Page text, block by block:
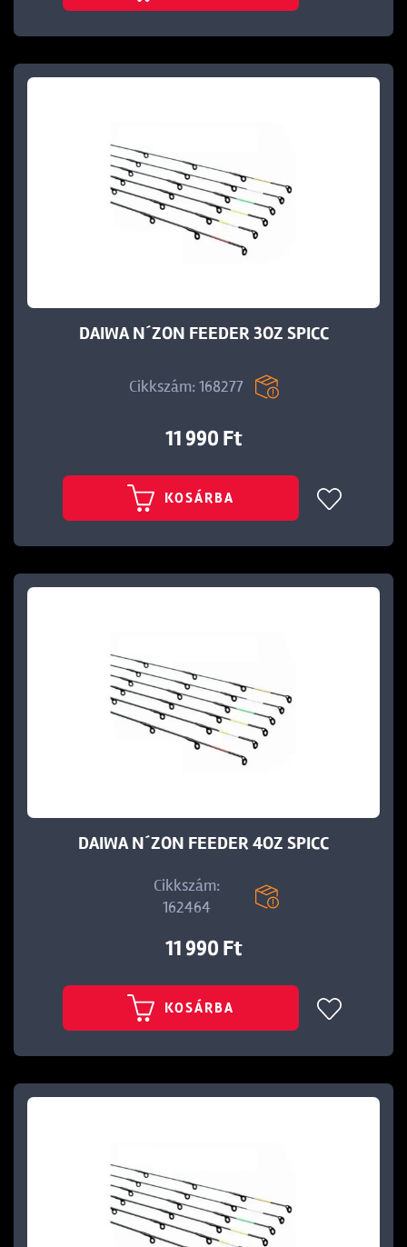
DAIWA N´ZON FEEDER 3OZ SPICC
Cikkszám: 168277
11 990 Ft
KOSÁRBA
DAIWA N´ZON FEEDER 4OZ SPICC
Cikkszám:
162464
11 990 Ft
KOSÁRBA